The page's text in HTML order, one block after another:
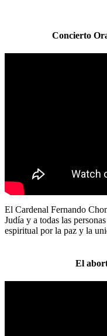
Concierto
El Cardenal Fernando
Judía y a todas las
espiritual por la paz y la
El